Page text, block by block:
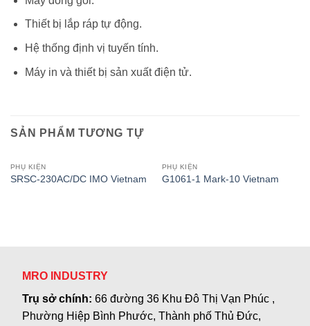
Thiết bị lắp ráp tự động.
Hệ thống định vị tuyến tính.
Máy in và thiết bị sản xuất điện tử.
SẢN PHẨM TƯƠNG TỰ
PHỤ KIỆN
SRSC-230AC/DC IMO Vietnam
PHỤ KIỆN
G1061-1 Mark-10 Vietnam
MRO INDUSTRY
Trụ sở chính:66 đường 36 Khu Đô Thị Vạn Phúc ,
Phường Hiệp Bình Phước, Thành phố Thủ Đức,